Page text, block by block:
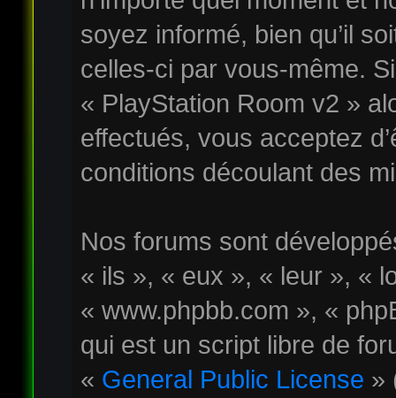
soyez informé, bien qu’il
celles-ci par vous-même.
« PlayStation Room v2 »
effectués, vous acceptez
conditions découlant des
Nos forums sont
« ils », « eux », « leur », «
« www.phpbb.com », «
qui est un script libre de
« General Public License »